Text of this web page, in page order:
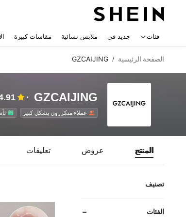
فئات جديد في ملابس نسائية مقاسات كبيرة
الصفحة الرئيسية /
GZCAIJING
GZCAIJING
عملاء متكررون بشكل كبير
المنتج عروض تعليقات
تصنيف
الفئات